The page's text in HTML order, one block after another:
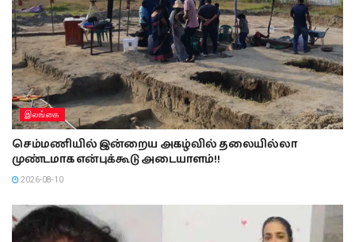
இலங்கை
செம்மணியில் இன்றைய அகழ்வில் தலையில்லா
முண்டமாக என்புக்கூடு அடையாளம்!!
2026-08-10